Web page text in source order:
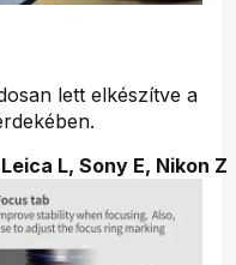
lett elkészítve a
Leica L, Sony E, Nikon Z